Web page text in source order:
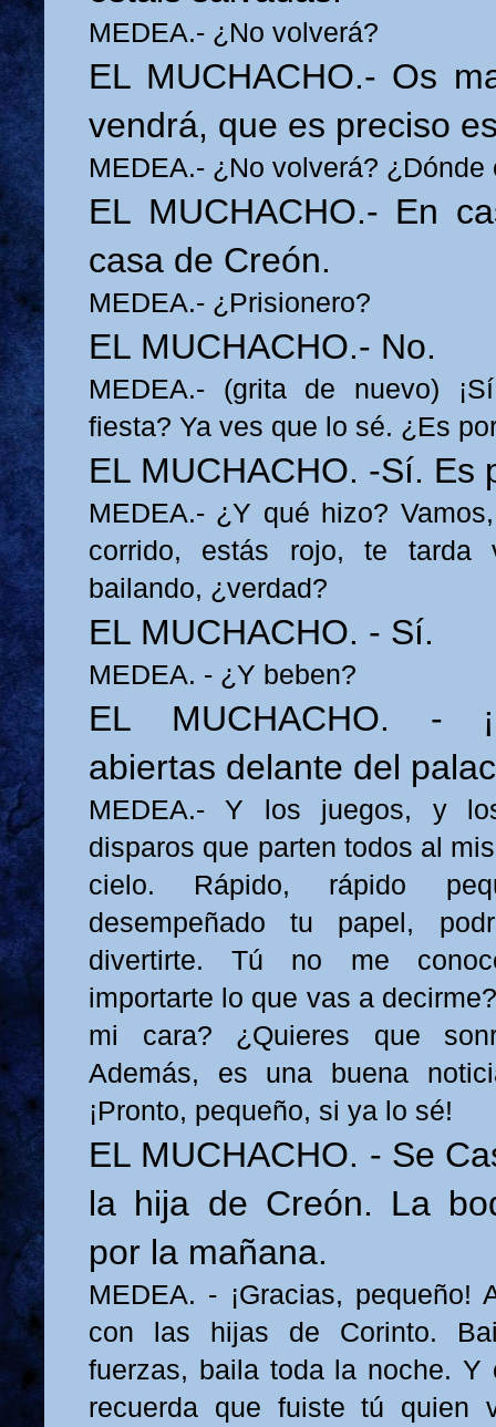
MEDEA.- ¿No volverá?
EL MUCHACHO.- Os
vendrá, que es preciso
MEDEA.- ¿No volverá? ¿Dónde
EL MUCHACHO.- En
casa de Creón.
MEDEA.- ¿Prisionero?
EL MUCHACHO.- No.
MEDEA.- (grita de nuevo)
fiesta? Ya ves que lo sé. ¿Es
EL MUCHACHO. -Sí. Es
MEDEA.- ¿Y qué hizo?
corrido, estás rojo, te tarda
bailando, ¿verdad?
EL MUCHACHO. - Sí.
MEDEA. - ¿Y beben?
EL MUCHACHO. -
abiertas delante del
MEDEA.- Y los juegos, y
disparos que parten todos al
cielo. Rápido, rápido
desempeñado tu papel,
divertirte. Tú no me
importarte lo que vas a
mi cara? ¿Quieres que
Además, es una buena
¡Pronto, pequeño, si ya lo sé!
EL MUCHACHO. - Se
la hija de Creón. La
por la mañana.
MEDEA. - ¡Gracias, pequeño!
con las hijas de Corinto.
fuerzas, baila toda la noche. Y
recuerda que fuiste tú quien